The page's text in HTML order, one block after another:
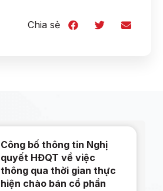
Chia sẻ
Công bố thông tin Nghị
quyết HĐQT về việc
thông qua thời gian thực
hiện chào bán cổ phần